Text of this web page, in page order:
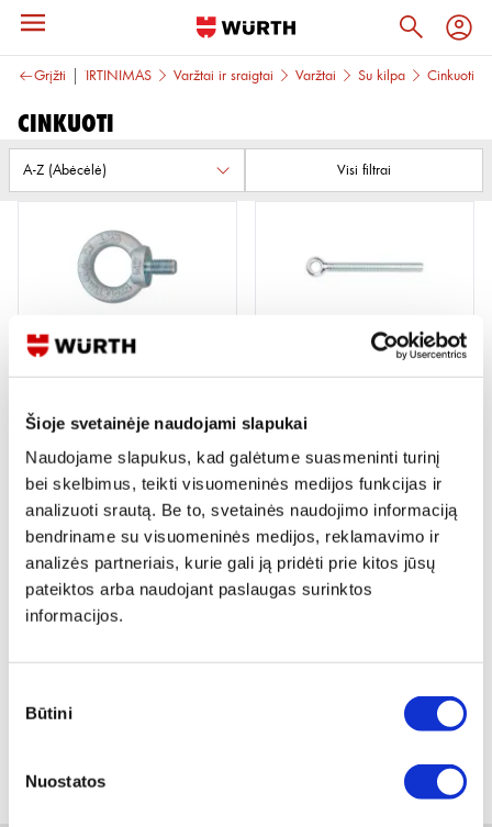
Šioje svetainėje naudojami slapukai
Naudojame slapukus, kad galėtume suasmeninti turinį
bei skelbimus, teikti visuomeninės medijos funkcijas ir
analizuoti srautą. Be to, svetainės naudojimo informaciją
bendriname su visuomeninės medijos, reklamavimo ir
analizės partneriais, kurie gali ją pridėti prie kitos jūsų
pateiktos arba naudojant paslaugas surinktos
informacijos.
pasirinkimas
Būtini
Nuostatos
Grįžti TVIRTINIMAS Varžtai ir sraigtai Varžtai Su kilpa Cinkuoti
Cinkuoti
Visi filtrai
DIN 580 VARŽTAS KILPA C15E
CINKUOTAS
8 variantai
Žiūrėti detaliau
VARŽTAS SU KILPA DIN 444 LB
10X100 8.8 CINKO DANGA
Peržiūrėti